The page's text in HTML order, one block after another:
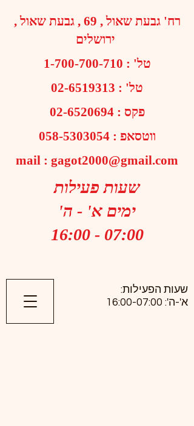
רח' גבעת שאול , 69 , גבעת שאול ,
טל' : 1-700-700-710
טל' : 02-6519313
פקס :02-6520694
ווטסאפ :058-5303054
mail : gagot2000@gmail.com
שעות פעילות
ימים א' - ה'
07:00 - 16:00
​שעות הפעילות:
א'-ה': 16:00-07:00